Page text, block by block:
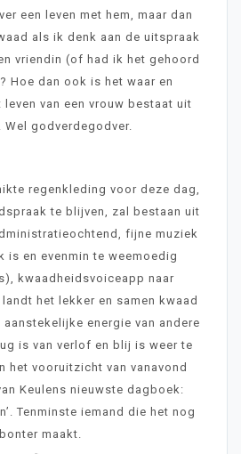
een leven met hem, maar dan
als ik denk aan de uitspraak
vriendin (of had ik het gehoord
Hoe dan ook is het waar en
van een vrouw bestaat uit
Wel godverdegodver.
regenkleding voor deze dag,
te blijven, zal bestaan uit
fijne muziek
is en evenmin te weemoedig
kwaadheidsvoiceapp naar
het lekker en samen kwaad
energie van andere
is van verlof en blij is weer te
het vooruitzicht van vanavond
Keulens nieuwste dagboek:
Tenminste iemand die het nog
bonter maakt.